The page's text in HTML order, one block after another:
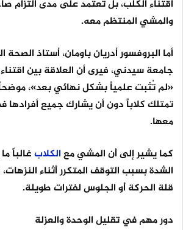
اقتناء الكلب، بل تعتمد على مدى التزام
والمشي المنتظم معه.
أما البروفسور أدريان باومان، أستاذ
جامعة سيدني، فيرى أن العلاقة بين اقتناء
«لم تُثبت علمياً بشكل نهائي بعد»،
تمتلك كلاباً دون أن يشارك جميع أفرادها
معها.
كما يشير إلى أن المشي معالكلابغالباً
الشدة بسبب التوقف المتكرر أثناء
قلة الحركة أو الجلوس لفترات طويلة.
دور مهم في تقليل الوحدة والعزلة